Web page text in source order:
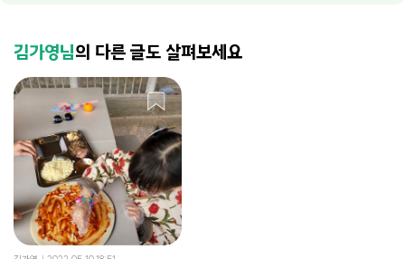
김가영님의 다른 글도 살펴보세요